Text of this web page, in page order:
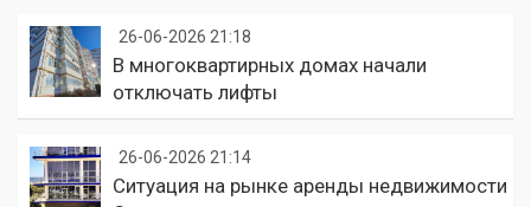
26-06-2026 21:18
В многоквартирных домах начали
отключать лифты
26-06-2026 21:14
Ситуация на рынке аренды недвижимости